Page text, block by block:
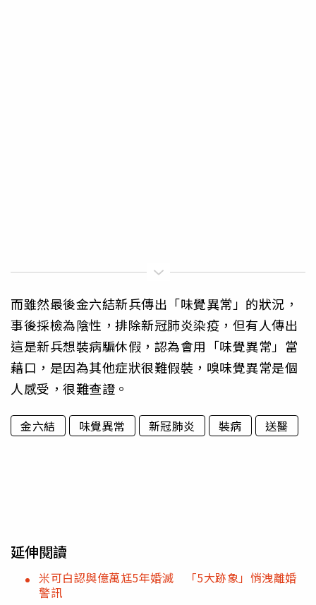
而雖然最後金六結新兵傳出「味覺異常」的狀況，
事後採檢為陰性，排除新冠肺炎染疫，但有人傳出
這是新兵想裝病騙休假，認為會用「味覺異常」當
藉口，是因為其他症狀很難假裝，嗅味覺異常是個
人感受，很難查證。
金六結 味覺異常 新冠肺炎 裝病 送醫
延伸閱讀
米可白認與億萬尪5年婚滅 「5大跡象」悄洩離婚
警訊